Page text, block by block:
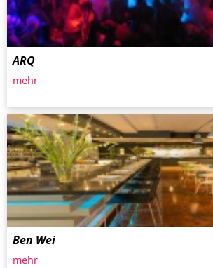
ARQ
mehr
Ben Wei
mehr